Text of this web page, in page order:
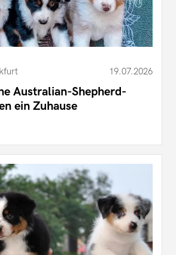
19.07.2026
Australian-Shepherd-
ein Zuhause